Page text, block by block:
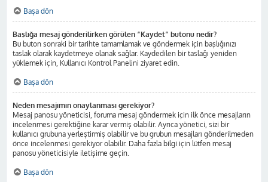
Başa dön
Başlığa mesaj gönderilirken görülen “Kaydet” butonu nedir?
Bu buton sonraki bir tarihte tamamlamak ve göndermek için başlığınızı
taslak olarak kaydetmeye olanak sağlar. Kaydedilen bir taslağı yeniden
yüklemek için, Kullanıcı Kontrol Panelini ziyaret edin.
Başa dön
Neden mesajımın onaylanması gerekiyor?
Mesaj panosu yöneticisi, foruma mesaj göndermek için ilk önce mesajların
incelenmesi gerektiğine karar vermiş olabilir. Ayrıca yönetici, sizi bir
kullanıcı grubuna yerleştirmiş olabilir ve bu grubun mesajları gönderilmeden
önce incelenmesi gerekiyor olabilir. Daha fazla bilgi için lütfen mesaj
panosu yöneticisiyle iletişime geçin.
Başa dön